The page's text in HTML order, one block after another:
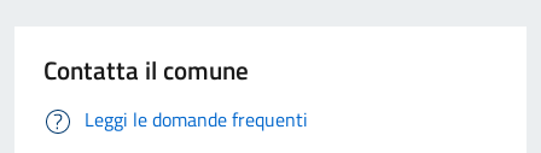
Contatta il comune
Leggi le domande frequenti